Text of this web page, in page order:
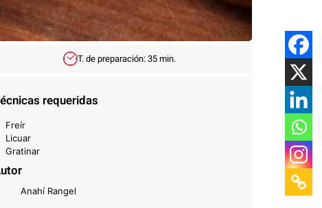
T. de preparación: 35 min.
requeridas
Freír
Licuar
Gratinar
Anahí Rangel